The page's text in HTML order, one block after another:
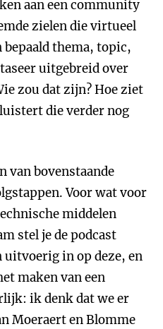
aan een community
zielen die virtueel
thema, topic,
uitgebreid over
zou dat zijn? Hoe ziet
die verder nog
van bovenstaande
Voor wat voor
middelen
stel je de podcast
uitvoerig in op deze, en
maken van een
ik denk dat we er
Moeraert en Blomme